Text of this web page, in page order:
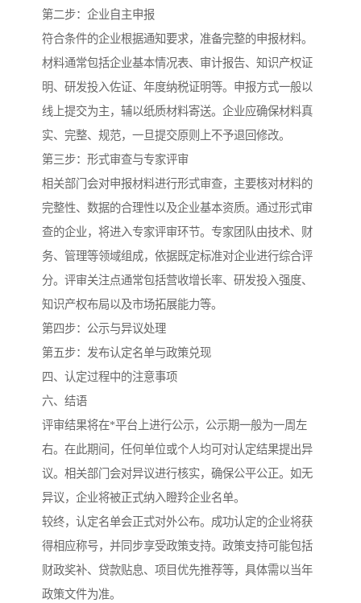
第二步：企业自主申报
符合条件的企业根据通知要求，准备完整的申报材料。
材料通常包括企业基本情况表、审计报告、知识产权证
明、研发投入佐证、年度纳税证明等。申报方式一般以
线上提交为主，辅以纸质材料寄送。企业应确保材料真
实、完整、规范，一旦提交原则上不予退回修改。
第三步：形式审查与专家评审
相关部门会对申报材料进行形式审查，主要核对材料的
完整性、数据的合理性以及企业基本资质。通过形式审
查的企业，将进入专家评审环节。专家团队由技术、财
务、管理等领域组成，依据既定标准对企业进行综合评
分。评审关注点通常包括营收增长率、研发投入强度、
知识产权布局以及市场拓展能力等。
第四步：公示与异议处理
第五步：发布认定名单与政策兑现
四、认定过程中的注意事项
六、结语
评审结果将在*平台上进行公示，公示期一般为一周左
右。在此期间，任何单位或个人均可对认定结果提出异
议。相关部门会对异议进行核实，确保公平公正。如无
异议，企业将被正式纳入瞪羚企业名单。
较终，认定名单会正式对外公布。成功认定的企业将获
得相应称号，并同步享受政策支持。政策支持可能包括
财政奖补、贷款贴息、项目优先推荐等，具体需以当年
政策文件为准。